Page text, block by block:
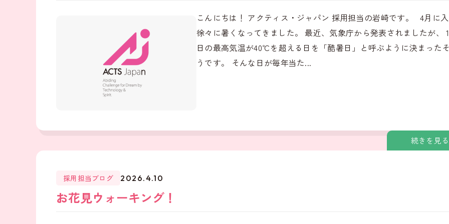
こんにちは！ アクティス・ジャパン 採用担当の岩崎です。 4月に入
徐々に暑くなってきました。 最近、気象庁から発表されましたが、 1
日の最高気温が40℃を超える日を「酷暑日」と呼ぶように決まったそ
うです。 そんな日が毎年当た...
続きを見る
採用担当ブログ 2026.4.10
お花見ウォーキング！